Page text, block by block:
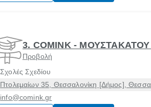
3. COMINK -
Προβολή
Σχολές Σχεδίου
Πτολεμαίων 35, Θεσσαλονίκη [Δήμος],
info@comink.gr